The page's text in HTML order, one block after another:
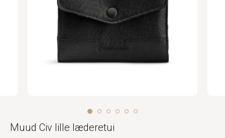
Muud Civ lille læderetui